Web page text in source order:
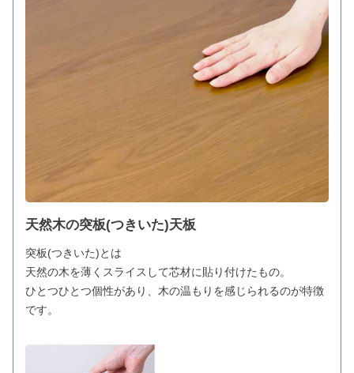
天然木の突板(つきいた)天板
突板(つきいた)とは
天然の木を薄くスライスして芯材に貼り付けたもの。
ひとつひとつ個性があり、木の温もりを感じられるのが特徴
です。